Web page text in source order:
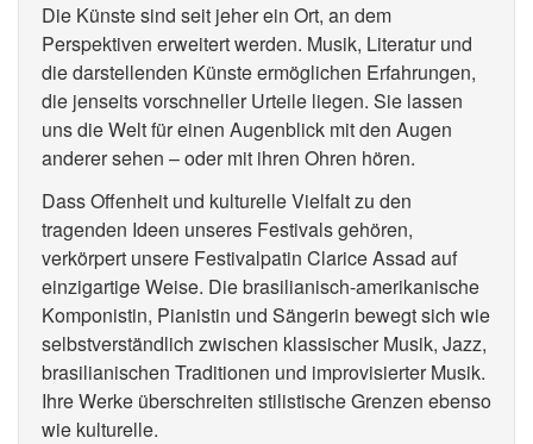
Die Künste sind seit jeher ein Ort, an dem
Perspektiven erweitert werden. Musik, Literatur und
die darstellenden Künste ermöglichen Erfahrungen,
die jenseits vorschneller Urteile liegen. Sie lassen
uns die Welt für einen Augenblick mit den Augen
anderer sehen – oder mit ihren Ohren hören.
Dass Offenheit und kulturelle Vielfalt zu den
tragenden Ideen unseres Festivals gehören,
verkörpert unsere Festivalpatin Clarice Assad auf
einzigartige Weise. Die brasilianisch-amerikanische
Komponistin, Pianistin und Sängerin bewegt sich wie
selbstverständlich zwischen klassischer Musik, Jazz,
brasilianischen Traditionen und improvisierter Musik.
Ihre Werke überschreiten stilistische Grenzen ebenso
wie kulturelle.